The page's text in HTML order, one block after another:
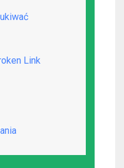
Link